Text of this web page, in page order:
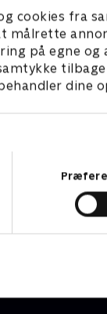
cookies fra
målrette
på egne og
tilbage
dine